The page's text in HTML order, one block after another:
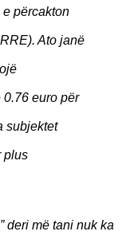
përcakton
Ato janë
euro për
subjektet
plus
deri më tani nuk ka